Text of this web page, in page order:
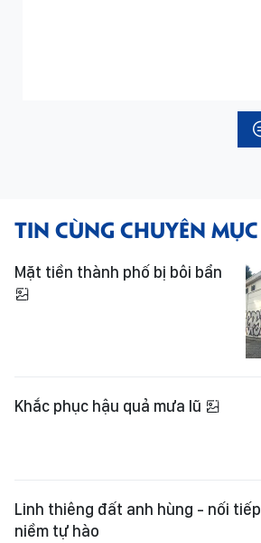
TIN CÙNG CHUYÊN MỤC
Mặt tiền thành phố bị bôi bẩn
Khắc phục hậu quả mưa lũ
Linh thiêng đất anh hùng - nối tiếp
niềm tự hào